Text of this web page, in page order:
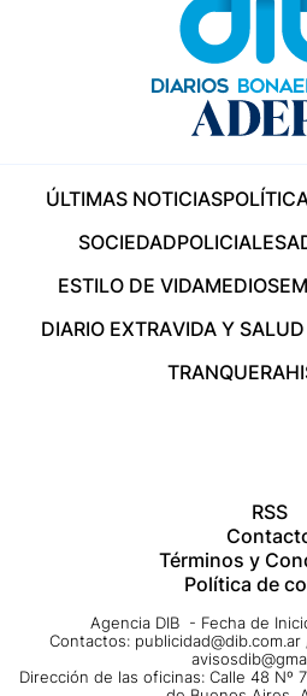
ÚLTIMAS NOTICIAS
SOCIEDADPOLICIALES
ESTILO DE VIDAMEDIOS
DIARIO EXTRAVIDA Y
TRANQUERA
RSS
Términos y
Política de
Agencia DIB - Fecha de
Contactos: publicidad@dib.com.ar
Dirección de las oficinas: Calle 48 Nº